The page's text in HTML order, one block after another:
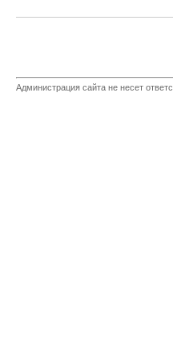
Администрация сайта не несет